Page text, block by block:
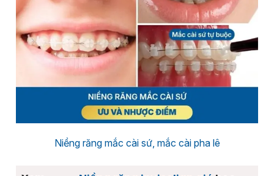
Niềng răng mắc cài sứ, mắc cài pha lê